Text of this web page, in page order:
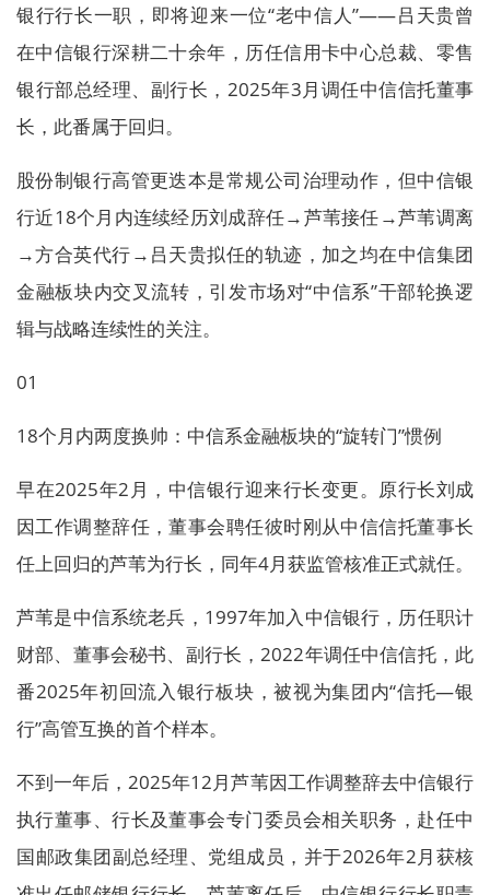
银行行长一职，即将迎来一位“老中信人”——吕天贵曾
在中信银行深耕二十余年，历任信用卡中心总裁、零售
银行部总经理、副行长，2025年3月调任中信信托董事
长，此番属于回归。
股份制银行高管更迭本是常规公司治理动作，但中信银
行近18个月内连续经历刘成辞任→芦苇接任→芦苇调离
→方合英代行→吕天贵拟任的轨迹，加之均在中信集团
金融板块内交叉流转，引发市场对“中信系”干部轮换逻
辑与战略连续性的关注。
01
18个月内两度换帅：中信系金融板块的“旋转门”惯例
早在2025年2月，中信银行迎来行长变更。原行长刘成
因工作调整辞任，董事会聘任彼时刚从中信信托董事长
任上回归的芦苇为行长，同年4月获监管核准正式就任。
芦苇是中信系统老兵，1997年加入中信银行，历任职计
财部、董事会秘书、副行长，2022年调任中信信托，此
番2025年初回流入银行板块，被视为集团内“信托—银
行”高管互换的首个样本。
不到一年后，2025年12月芦苇因工作调整辞去中信银行
执行董事、行长及董事会专门委员会相关职务，赴任中
国邮政集团副总经理、党组成员，并于2026年2月获核